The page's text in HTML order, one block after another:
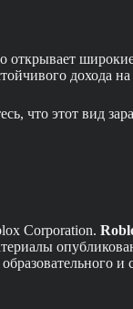
дохода
что этот вид
Corporation.
и